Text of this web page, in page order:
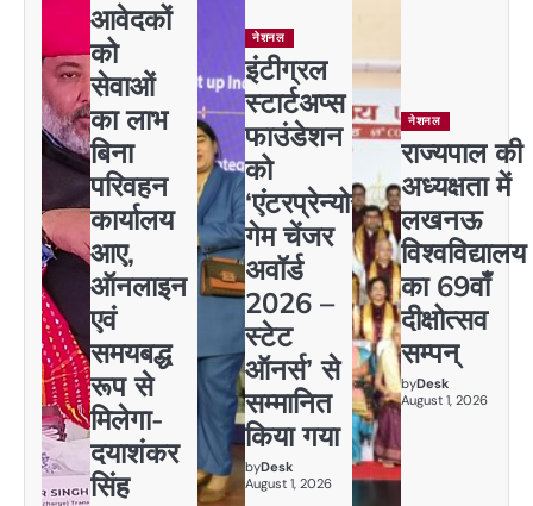
आवेदकों
को
सेवाओं
का लाभ
बिना
परिवहन
कार्यालय
आए,
ऑनलाइन
एवं
समयबद्ध
रूप से
मिलेगा-
दयाशंकर
सिंह
नेशनल
इंटीग्रल
स्टार्टअप्स
फाउंडेशन
को
‘एंटरप्रेन्योर
गेम चेंजर
अवॉर्ड
2026 –
स्टेट
ऑनर्स’ से
सम्मानित
किया गया
byDesk
August 1, 2026
नेशनल
राज्यपाल की
अध्यक्षता में
लखनऊ
विश्वविद्यालय
का 69वाँ
दीक्षोत्सव
सम्पन्
byDesk
August 1, 2026